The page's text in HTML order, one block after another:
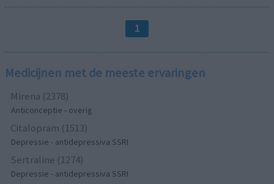
1
Medicijnen met de meeste ervaringen
Mirena (2378)
Anticonceptie - overig
Citalopram (1513)
Depressie - antidepressiva SSRI
Sertraline (1274)
Depressie - antidepressiva SSRI